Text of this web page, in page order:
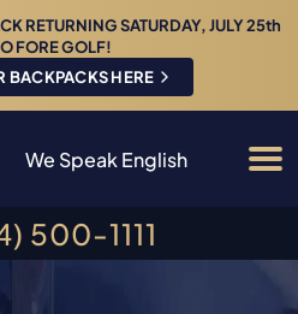
RETURNING SATURDAY, JULY 25th
FORE GOLF!
BACKPACKS HERE
We Speak English
500-1111